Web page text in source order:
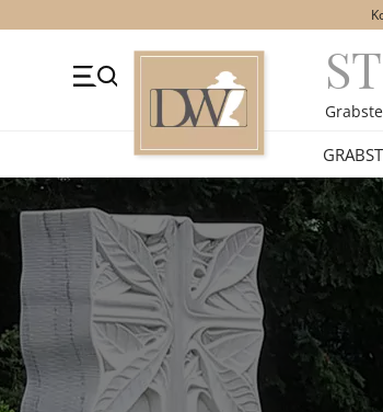
+49 (0)3641 4787525
Beratung Mo-Fr. 09-16 Uhr
GRABSTEINE
STILE
MOTIVE
MATERIAL
ÜBER UNS
VIDEOS